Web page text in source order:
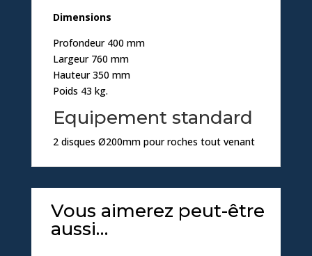
Dimensions
Profondeur 400 mm
Largeur 760 mm
Hauteur 350 mm
Poids 43 kg.
Equipement standard
2 disques Ø200mm pour roches tout venant
Vous aimerez peut-être
aussi…